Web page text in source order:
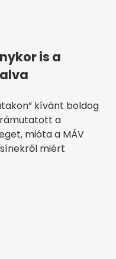
is a
kívánt boldog
a
mióta a MÁV
miért